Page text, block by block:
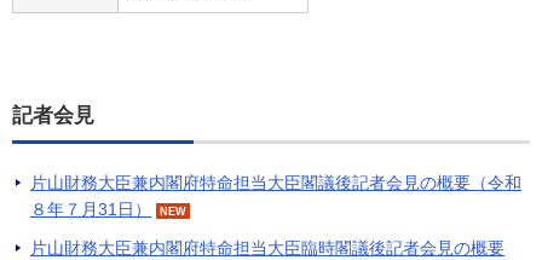
記者会見
片山財務大臣兼内閣府特命担当大臣閣議後記者会見の概要（令和
８年７月31日）
NEW
片山財務大臣兼内閣府特命担当大臣臨時閣議後記者会見の概要